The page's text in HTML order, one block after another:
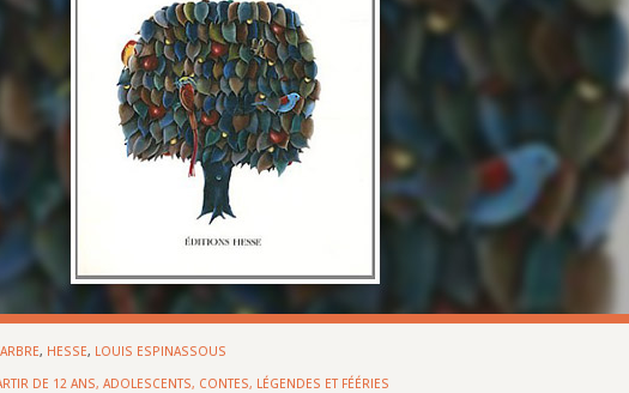
, HESSE, LOUIS ESPINASSOUS
DE 12 ANS,ADOLESCENTS, CONTES, LÉGENDES ET FÉÉRIES